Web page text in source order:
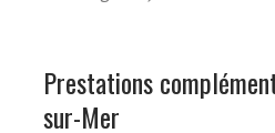
Prestations
sur-Mer